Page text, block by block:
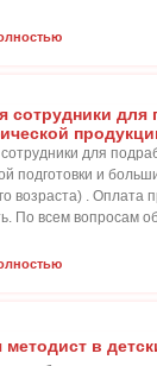
сотрудники
для
подготовки и
возраста) . Оплата
По всем вопросам
методист в